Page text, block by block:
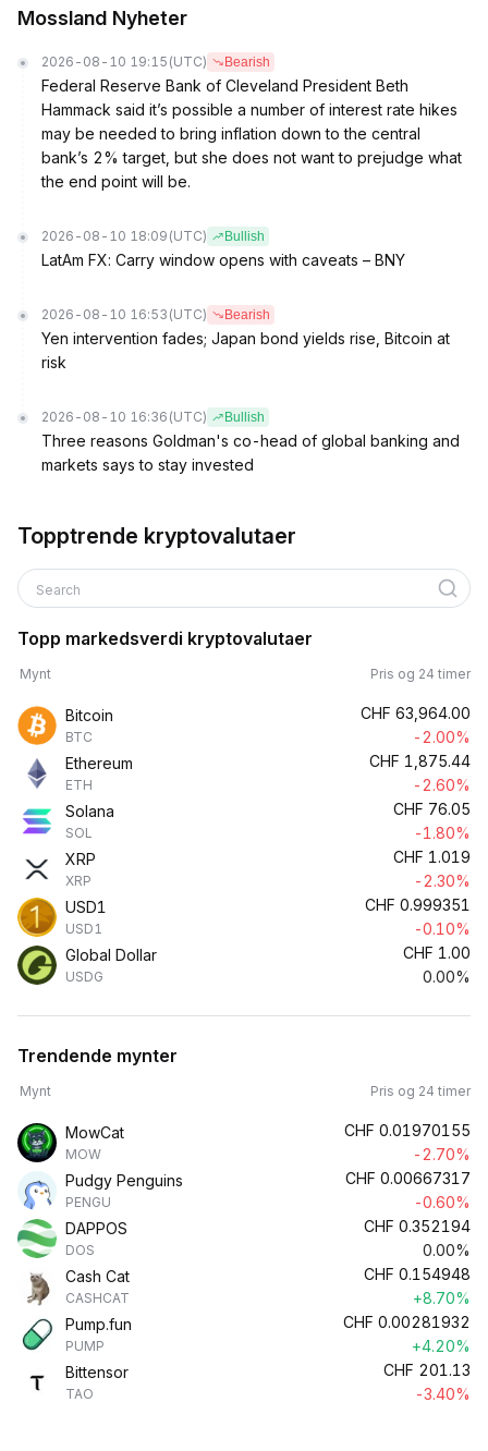
Mossland Nyheter
2026-08-10 19:15 (UTC) Bearish
Federal Reserve Bank of Cleveland President Beth
Hammack said it’s possible a number of interest rate hikes
may be needed to bring inflation down to the central
bank’s 2% target, but she does not want to prejudge what
the end point will be.
2026-08-10 18:09 (UTC) Bullish
LatAm FX: Carry window opens with caveats – BNY
2026-08-10 16:53 (UTC) Bearish
Yen intervention fades; Japan bond yields rise, Bitcoin at
risk
2026-08-10 16:36 (UTC) Bullish
Three reasons Goldman's co-head of global banking and
markets says to stay invested
Topptrende kryptovalutaer
Search
Topp markedsverdi kryptovalutaer
Mynt Pris og 24 timer
Bitcoin
BTC
CHF 63,964.00
-2.00%
Ethereum
ETH
CHF 1,875.44
-2.60%
Solana
SOL
CHF 76.05
-1.80%
XRP
XRP
CHF 1.019
-2.30%
USD1
USD1
CHF 0.999351
-0.10%
Global Dollar
USDG
CHF 1.00
0.00%
Trendende mynter
Mynt Pris og 24 timer
MowCat
MOW
CHF 0.01970155
-2.70%
Pudgy Penguins
PENGU
CHF 0.00667317
-0.60%
DAPPOS
DOS
CHF 0.352194
0.00%
Cash Cat
CASHCAT
CHF 0.154948
+8.70%
Pump.fun
PUMP
CHF 0.00281932
+4.20%
Bittensor
TAO
CHF 201.13
-3.40%